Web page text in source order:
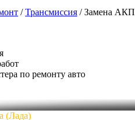
/Трансмиссия /Замена
по ремонту авто
(Лада)